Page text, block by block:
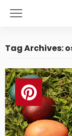
Tag Archives: